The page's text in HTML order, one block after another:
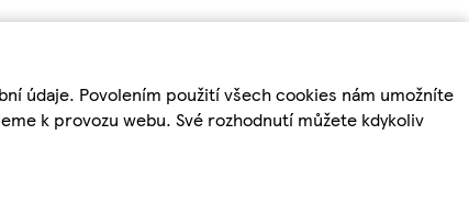
údaje. Povolením použití všech cookies nám umožníte
k provozu webu. Své rozhodnutí můžete kdykoliv